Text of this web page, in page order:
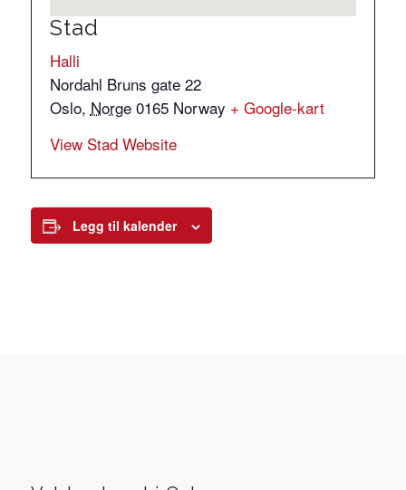
Stad
Halli
Nordahl Bruns gate 22
Oslo, Norge 0165 Norway + Google-kart
View Stad Website
Legg til kalender